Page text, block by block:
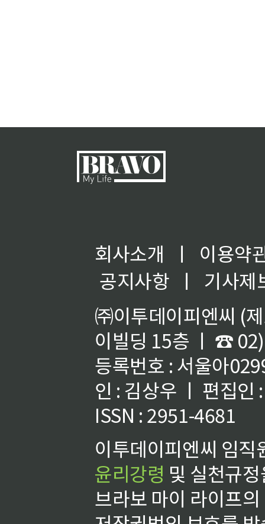
회사소개 ㅣ
이용약
공지사항
ㅣ
기사제
㈜이투데이피엔씨 (
이빌딩 15층 ㅣ ☎
등록번호 : 서울아
인 : 김상우 ㅣ 편집인
ISSN : 2951-4681
이투데이피엔씨 임
윤리강령 및 실천규
브라보 마이 라이프